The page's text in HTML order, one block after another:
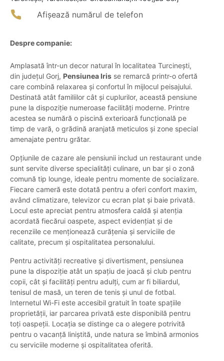
Afișează numărul de telefon
Despre companie:
Amplasată într-un decor natural în localitatea Turcinești,
din județul Gorj, Pensiunea Iris se remarcă printr-o ofertă
care combină relaxarea și confortul în mijlocul peisajului.
Destinată atât familiilor cât și cuplurilor, această pensiune
pune la dispoziție numeroase facilități moderne. Printre
acestea se numără o piscină exterioară funcțională pe
timp de vară, o grădină aranjată meticulos și zone special
amenajate pentru grătar.
Opțiunile de cazare ale pensiunii includ un restaurant unde
sunt servite diverse specialități culinare, un bar și o zonă
comună tip lounge, ideale pentru momente de socializare.
Fiecare cameră este dotată pentru a oferi confort maxim,
având climatizare, televizor cu ecran plat și baie privată.
Locul este apreciat pentru atmosfera caldă și atenția
acordată fiecărui oaspete, aspect evidențiat și de
recenziile ce menționează curățenia și serviciile de
calitate, precum și ospitalitatea personalului.
Pentru activități recreative și divertisment, pensiunea
pune la dispoziție atât un spațiu de joacă și club pentru
copii, cât și facilități pentru adulți, cum ar fi biliardul,
tenisul de masă, un teren de tenis și unul de fotbal.
Internetul Wi-Fi este accesibil gratuit în toate spațiile
proprietății, iar parcarea privată este disponibilă pentru
toți oaspeții. Locația se distinge ca o alegere potrivită
pentru o vacanță liniștită, unde natura se îmbină armonios
cu serviciile moderne și ospitalitatea oferită.